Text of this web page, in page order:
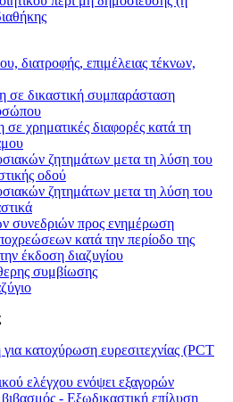
διατροφής, επιμέλειας τέκνων,
σε δικαστική συμπαράσταση
χρηματικές διαφορές κατά τη
ζητημάτων μετα τη λύση του
οδού
ζητημάτων μετα τη λύση του
συνεδριών προς ενημέρωση
κατά την περίοδο της
έκδοση διαζυγίου
συμβίωσης
για κατοχύρωση ευρεσιτεχνίας (PCT
ελέγχου ενόψει εξαγορών
- Εξωδικαστική επίλυση